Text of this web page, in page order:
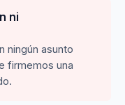
ni
ningún asunto
firmemos una